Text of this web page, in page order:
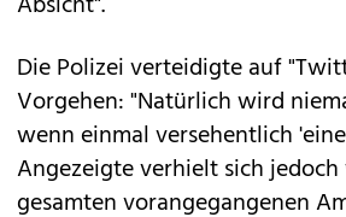
Die Polizei verteidigte auf
Vorgehen: "Natürlich wird
wenn einmal versehentlich
Angezeigte verhielt sich
gesamten vorangegangenen